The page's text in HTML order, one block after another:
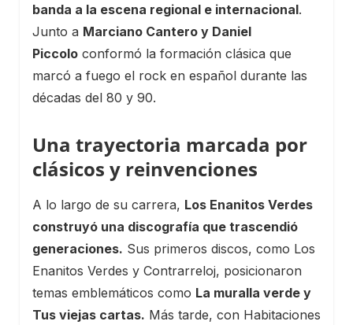
banda a la escena regional e internacional.
Junto a Marciano Cantero y Daniel
Piccolo conformó la formación clásica que
marcó a fuego el rock en español durante las
décadas del 80 y 90.
Una trayectoria marcada por
clásicos y reinvenciones
A lo largo de su carrera, Los Enanitos Verdes
construyó una discografía que trascendió
generaciones. Sus primeros discos, como Los
Enanitos Verdes y Contrarreloj, posicionaron
temas emblemáticos como La muralla verde y
Tus viejas cartas. Más tarde, con Habitaciones